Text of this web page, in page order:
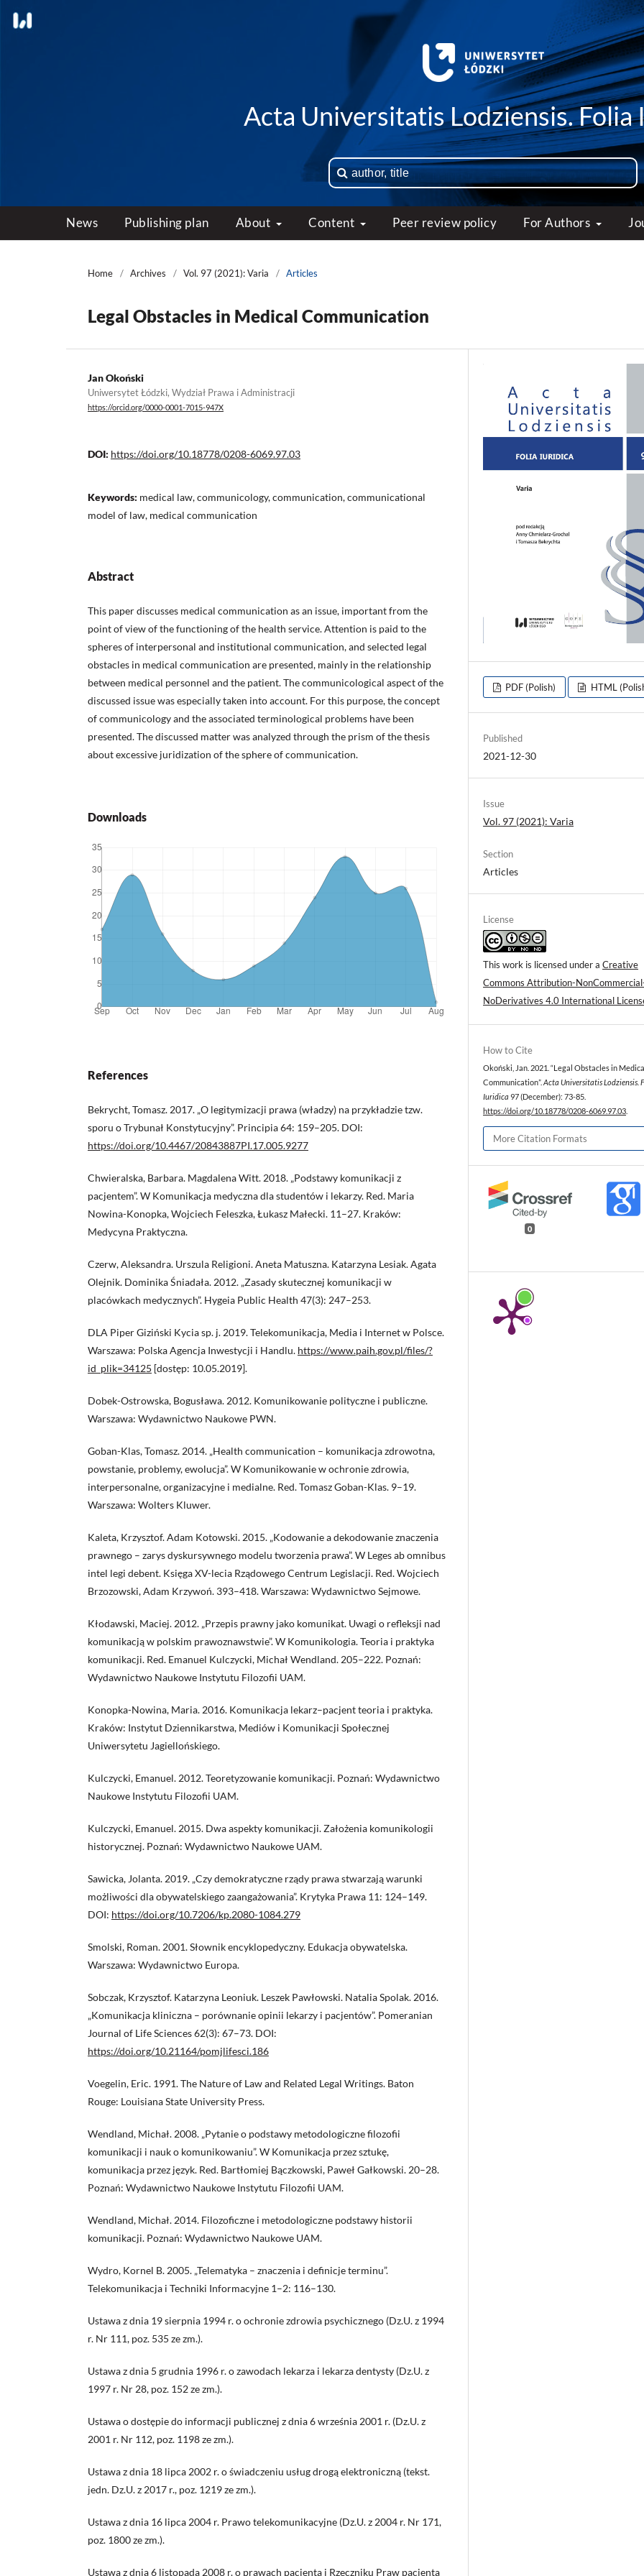
Acta Universitatis Lodziensis. Folia
News Publishing plan About Content Peer review policy For Authors
Home / Archives / Vol. 97 (2021): Varia / Articles
Legal Obstacles in Medical Communication
Jan Okoński
Uniwersytet Łódzki, Wydział Prawa i Administracji
https://orcid.org/0000-0001-7015-947X
DOI: https://doi.org/10.18778/0208-6069.97.03
Keywords: medical law, communicology, communication, communicational
model of law, medical communication
Abstract
This paper discusses medical communication as an issue, important from the
point of view of the functioning of the health service. Attention is paid to the
spheres of interpersonal and institutional communication, and selected legal
obstacles in medical communication are presented, mainly in the relationship
between medical personnel and the patient. The communicological aspect of the
discussed issue was especially taken into account. For this purpose, the concept
of communicology and the associated terminological problems have been
presented. The discussed matter was analyzed through the prism of the thesis
about excessive juridization of the sphere of communication.
Downloads
References
Bekrycht, Tomasz. 2017. „O legitymizacji prawa (władzy) na przykładzie tzw.
sporu o Trybunał Konstytucyjny”. Principia 64: 159–205. DOI:
https://doi.org/10.4467/20843887PI.17.005.9277
Chwieralska, Barbara. Magdalena Witt. 2018. „Podstawy komunikacji z
pacjentem”. W Komunikacja medyczna dla studentów i lekarzy. Red. Maria
Nowina-Konopka, Wojciech Feleszka, Łukasz Małecki. 11–27. Kraków:
Medycyna Praktyczna.
Czerw, Aleksandra. Urszula Religioni. Aneta Matuszna. Katarzyna Lesiak. Agata
Olejnik. Dominika Śniadała. 2012. „Zasady skutecznej komunikacji w
placówkach medycznych”. Hygeia Public Health 47(3): 247–253.
DLA Piper Giziński Kycia sp. j. 2019. Telekomunikacja, Media i Internet w Polsce.
Warszawa: Polska Agencja Inwestycji i Handlu. https://www.paih.gov.pl/files/?
id_plik=34125 [dostęp: 10.05.2019].
Dobek-Ostrowska, Bogusława. 2012. Komunikowanie polityczne i publiczne.
Warszawa: Wydawnictwo Naukowe PWN.
Goban-Klas, Tomasz. 2014. „Health communication – komunikacja zdrowotna,
powstanie, problemy, ewolucja”. W Komunikowanie w ochronie zdrowia,
interpersonalne, organizacyjne i medialne. Red. Tomasz Goban-Klas. 9–19.
Warszawa: Wolters Kluwer.
Kaleta, Krzysztof. Adam Kotowski. 2015. „Kodowanie a dekodowanie znaczenia
prawnego – zarys dyskursywnego modelu tworze­nia prawa”. W Leges ab omnibus
intel legi debent. Księga XV-lecia Rządowego Centrum Legislacji. Red. Wojciech
Brzozowski, Adam Krzywoń. 393–418. Warszawa: Wydawnictwo Sejmowe.
Kłodawski, Maciej. 2012. „Przepis prawny jako komunikat. Uwagi o refleksji nad
komunikacją w polskim prawoznawstwie”. W Komunikologia. Teoria i praktyka
komunikacji. Red. Emanuel Kulczycki, Michał Wendland. 205–222. Poznań:
Wydawnictwo Naukowe Instytutu Filozofii UAM.
Konopka-Nowina, Maria. 2016. Komunikacja lekarz–pacjent teoria i praktyka.
Kraków: Instytut Dziennikarstwa, Mediów i Komunikacji Społecznej
Uniwersytetu Jagiellońskiego.
Kulczycki, Emanuel. 2012. Teoretyzowanie komunikacji. Poznań: Wydawnictwo
Naukowe Instytutu Filozofii UAM.
Kulczycki, Emanuel. 2015. Dwa aspekty komunikacji. Założenia komunikologii
historycznej. Poznań: Wydawnictwo Naukowe UAM.
Sawicka, Jolanta. 2019. „Czy demokratyczne rządy prawa stwarzają warunki
możliwości dla obywatelskiego zaangażowania”. Krytyka Prawa 11: 124–149.
DOI: https://doi.org/10.7206/kp.2080-1084.279
Smolski, Roman. 2001. Słownik encyklopedyczny. Edukacja obywatelska.
Warszawa: Wydawnictwo Europa.
Sobczak, Krzysztof. Katarzyna Leoniuk. Leszek Pawłowski. Natalia Spolak. 2016.
„Komunikacja kliniczna – porównanie opinii lekarzy i pacjentów”. Pomeranian
Journal of Life Sciences 62(3): 67–73. DOI:
https://doi.org/10.21164/pomjlifesci.186
Voegelin, Eric. 1991. The Nature of Law and Related Legal Writings. Baton
Rouge: Louisiana State University Press.
Wendland, Michał. 2008. „Pytanie o podstawy metodologiczne filozofii
komunikacji i nauk o komunikowaniu”. W Komunikacja przez sztukę,
komunikacja przez język. Red. Bartłomiej Bączkowski, Paweł Gałkowski. 20–28.
Poznań: Wydawnictwo Naukowe Instytutu Filozofii UAM.
Wendland, Michał. 2014. Filozoficzne i metodologiczne podstawy historii
komunikacji. Poznań: Wydawnictwo Naukowe UAM.
Wydro, Kornel B. 2005. „Telematyka – znaczenia i definicje terminu”.
Telekomunikacja i Techniki Informacyjne 1–2: 116–130.
Ustawa z dnia 19 sierpnia 1994 r. o ochronie zdrowia psychicznego (Dz.U. z 1994
r. Nr 111, poz. 535 ze zm.).
Ustawa z dnia 5 grudnia 1996 r. o zawodach lekarza i lekarza dentysty (Dz.U. z
1997 r. Nr 28, poz. 152 ze zm.).
Ustawa o dostępie do informacji publicznej z dnia 6 września 2001 r. (Dz.U. z
2001 r. Nr 112, poz. 1198 ze zm.).
Ustawa z dnia 18 lipca 2002 r. o świadczeniu usług drogą elektroniczną (tekst.
jedn. Dz.U. z 2017 r., poz. 1219 ze zm.).
Ustawa z dnia 16 lipca 2004 r. Prawo telekomunikacyjne (Dz.U. z 2004 r. Nr 171,
poz. 1800 ze zm.).
Ustawa z dnia 6 listopada 2008 r. o prawach pacjenta i Rzeczniku Praw pacjenta
PDF (Polish) HTML
Published
2021-12-30
Issue
Vol. 97 (2021): Varia
Section
Articles
License
This work is licensed under a Creative
Commons Attribution-
NoDerivatives 4.0 International
How to Cite
Okoński, Jan. 2021. “Legal Obstacles in
Communication”. Acta Universitatis Lodziensis.
Iuridica 97 (December): 73-85.
https://doi.org/10.18778/0208-6069.97.03
More Citation Formats
0